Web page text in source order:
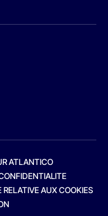
ATLANTICO
RELATIVE AUX COOKIES